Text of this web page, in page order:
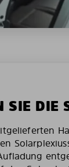
SIE DIE